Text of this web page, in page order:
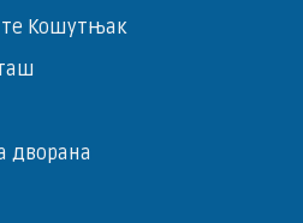
Кошутњак
дворана